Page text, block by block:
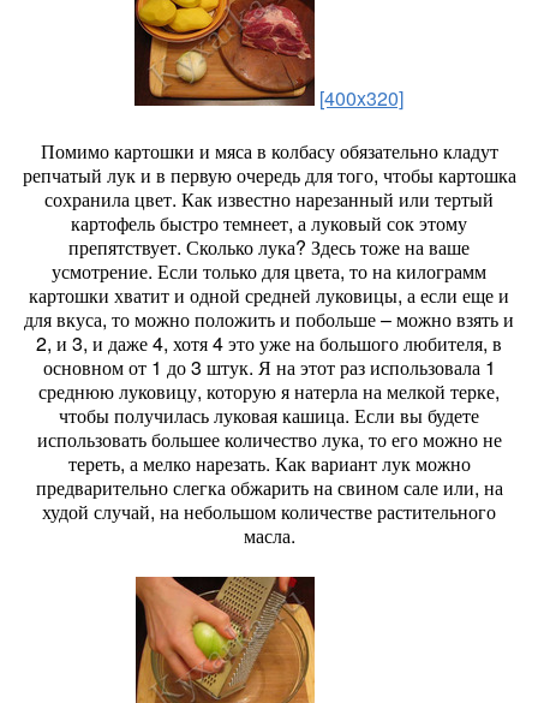
[400x320]
Помимо картошки и мяса в колбасу обязательно кладут
репчатый лук и в первую очередь для того, чтобы картошка
сохранила цвет. Как известно нарезанный или тертый
картофель быстро темнеет, а луковый сок этому
препятствует. Сколько лука? Здесь тоже на ваше
усмотрение. Если только для цвета, то на килограмм
картошки хватит и одной средней луковицы, а если еще и
для вкуса, то можно положить и побольше – можно взять и
2, и 3, и даже 4, хотя 4 это уже на большого любителя, в
основном от 1 до 3 штук. Я на этот раз использовала 1
среднюю луковицу, которую я натерла на мелкой терке,
чтобы получилась луковая кашица. Если вы будете
использовать большее количество лука, то его можно не
тереть, а мелко нарезать. Как вариант лук можно
предварительно слегка обжарить на свином сале или, на
худой случай, на небольшом количестве растительного
масла.